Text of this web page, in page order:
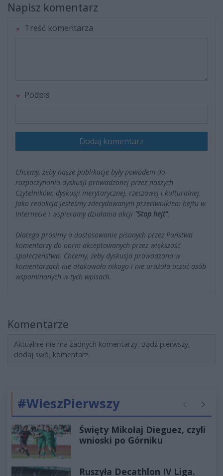
Napisz komentarz
Treść komentarza
Podpis
Dodaj komentarz
Chcemy, żeby nasze publikacje były powodem do
rozpoczynania dyskusji prowadzonej przez naszych
Czytelników; dyskusji merytorycznej, rzeczowej i kulturalnej.
Jako redakcja jesteśmy zdecydowanym przeciwnikiem hejtu w
Internecie i wspieramy działania akcji "Stop hejt".
Dlatego prosimy o dostosowanie pisanych przez Państwa
komentarzy do norm akceptowanych przez większość
społeczeństwa. Chcemy, żeby dyskusja prowadzona w
komentarzach nie atakowała nikogo i nie urażała uczuć osób
wspominanych w tych wpisach.
Komentarze
Aktualnie nie ma żadnych komentarzy. Bądź pierwszy,
dodaj swój komentarz.
#WieszPierwszy Poprzednie
Święty Mikołaj Dieguez, czyli
wnioski po Górniku
Ruszyła Decathlon IV Liga.